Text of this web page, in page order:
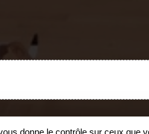
donne le contrôle sur ceux que